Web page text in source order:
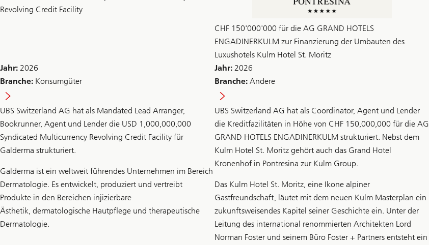
Revolving Credit Facility
CHF 150'000'000 für die AG GRAND HOTELS
ENGADINERKULM zur Finanzierung der Umbauten des
Luxushotels Kulm Hotel St. Moritz
Jahr: 2026
Branche: Konsumgüter
UBS Switzerland AG hat als Mandated Lead Arranger,
Bookrunner, Agent und Lender die USD 1,000,000,000
Syndicated Multicurrency Revolving Credit Facility für
Galderma strukturiert.
Galderma ist ein weltweit führendes Unternehmen im Bereich
Dermatologie. Es entwickelt, produziert und vertreibt
Produkte in den Bereichen injizierbare
Ästhetik, dermatologische Hautpflege und therapeutische
Dermatologie.
Jahr: 2026
Branche: Andere
UBS Switzerland AG hat als Coordinator, Agent und Lender
die Kreditfazilitäten in Höhe von CHF 150,000,000 für die AG
GRAND HOTELS ENGADINERKULM strukturiert. Nebst dem
Kulm Hotel St. Moritz gehört auch das Grand Hotel
Kronenhof in Pontresina zur Kulm Group.
Das Kulm Hotel St. Moritz, eine Ikone alpiner
Gastfreundschaft, läutet mit dem neuen Kulm Masterplan ein
zukunftsweisendes Kapitel seiner Geschichte ein. Unter der
Leitung des international renommierten Architekten Lord
Norman Foster und seinem Büro Foster + Partners entsteht ein